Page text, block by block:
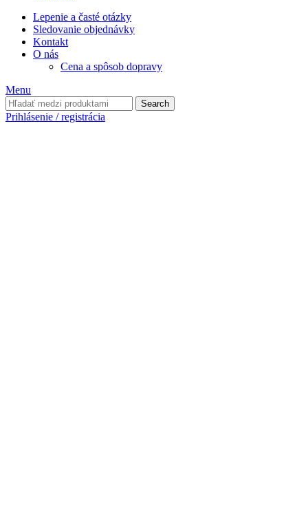
Lepenie a časté otázky
Sledovanie objednávky
Kontakt
O nás
Cena a spôsob dopravy
Menu
Search
Prihlásenie / registrácia